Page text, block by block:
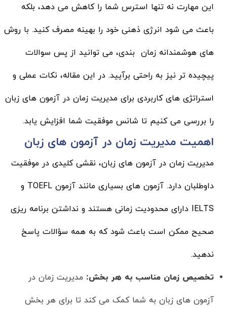
این مهارت نه تنها استرس شما را کاهش می دهد، بلکه
باعث می شود انرژی ذهنی خود را بهینه مصرف کنید. با روش
های هوشمندانه زمان بندی، می توانید از پس سوالات
پیچیده تر نیز به راحتی برآیید. در این مقاله، نکات عملی و
استراتژی های کاربردی برای مدیریت زمان در آزمون های زبان
را بررسی می کنیم تا شانس موفقیت شما افزایش یابد.
اهمیت مدیریت زمان در آزمون های زبان
مدیریت زمان در آزمون های زبان، نقشی کلیدی در موفقیت
داوطلبان دارد. آزمون های بسیاری مانند آزمون TOEFL و
IELTS دارای محدودیت زمانی هستند و نداشتن برنامه ریزی
صحیح ممکن است باعث شود که به همه سؤالات پاسخ
ندهید.
تخصیص زمان مناسب به هر بخش: مدیریت زمان در
آزمون های زبان به شما کمک می کند تا برای هر بخش